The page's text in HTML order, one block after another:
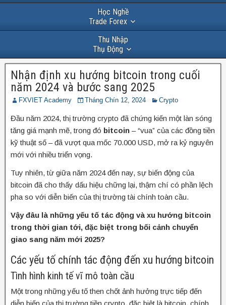
Học Nghề
Trade Forex
Thu Nhập
Thụ Động
Nhận định xu hướng bitcoin trong cuối
năm 2024 và bước sang 2025
FXVIET Academy Tháng Chín 12, 2024 Crypto
Đầu năm 2024, thị trường crypto đã chứng kiến một làn sóng
tăng giá mạnh mẽ, trong đó bitcoin – “vua” của các đồng tiền
kỹ thuật số – đã vượt qua mốc 70.000 USD, mở ra kỷ nguyên
mới với nhiều triển vọng.
Tuy nhiên, từ giữa năm 2024 đến nay, sự biến động của
bitcoin đã cho thấy dấu hiệu chững lại, thậm chí có phần lệch
pha so với diễn biến của thị trường tài chính toàn cầu.
Vậy đâu là những yếu tố tác động và xu hướng bitcoin
trong thời gian tới, đặc biệt trong bối cảnh chuyển
giao sang năm mới 2025?
Các yếu tố chính tác động đến xu hướng bitcoin
Tình hình kinh tế vĩ mô toàn cầu
Một trong những yếu tố then chốt ảnh hưởng trực tiếp đến
diễn biến của thị trường tiền crypto, đặc biệt là bitcoin, chính